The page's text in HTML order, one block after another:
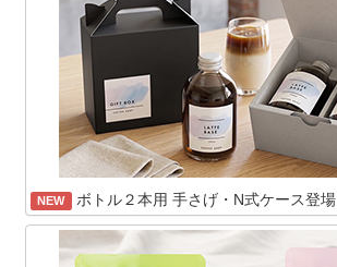
NEW ボトル２本用 手さげ・N式ケース登場